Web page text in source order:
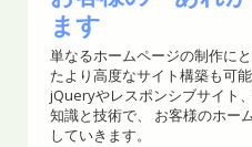
操作がわからなくて困って
りのお声を数多く頂戴して
ト承り中です。
2025.11.04
ます
単なるホームページの制作に
たより高度なサイト構築も可能
jQueryやレスポンシブサイト
知識と技術で、 お客様のホー
していきます。